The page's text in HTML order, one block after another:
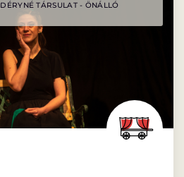
JEGYVÁSÁRLÁS
TÁRSULAT - ÖNÁLLÓ